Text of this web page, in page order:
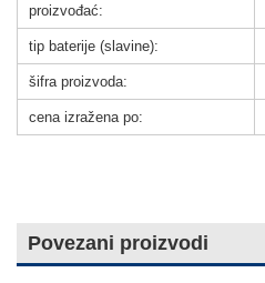
proizvođać:
tip baterije (slavine):
šifra proizvoda:
cena izražena po:
Povezani proizvodi